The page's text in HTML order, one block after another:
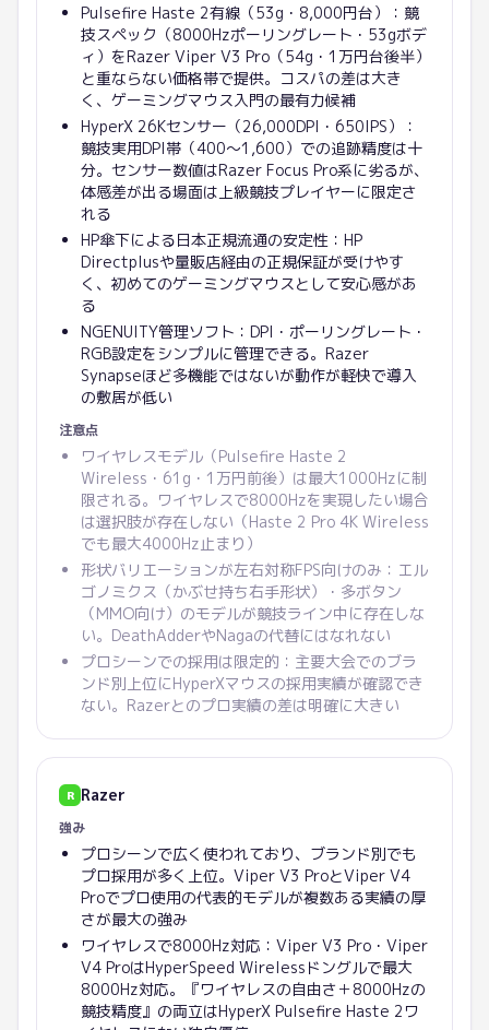
Pulsefire Haste 2有線（53g・8,000円台）：競
技スペック（8000Hzポーリングレート・53gボデ
ィ）をRazer Viper V3 Pro（54g・1万円台後半）
と重ならない価格帯で提供。コスパの差は大き
く、ゲーミングマウス入門の最有力候補
HyperX 26Kセンサー（26,000DPI・650IPS）：
競技実用DPI帯（400〜1,600）での追跡精度は十
分。センサー数値はRazer Focus Pro系に劣るが、
体感差が出る場面は上級競技プレイヤーに限定さ
れる
HP傘下による日本正規流通の安定性：HP
Directplusや量販店経由の正規保証が受けやす
く、初めてのゲーミングマウスとして安心感があ
る
NGENUITY管理ソフト：DPI・ポーリングレート・
RGB設定をシンプルに管理できる。Razer
Synapseほど多機能ではないが動作が軽快で導入
の敷居が低い
注意点
ワイヤレスモデル（Pulsefire Haste 2
Wireless・61g・1万円前後）は最大1000Hzに制
限される。ワイヤレスで8000Hzを実現したい場合
は選択肢が存在しない（Haste 2 Pro 4K Wireless
でも最大4000Hz止まり）
形状バリエーションが左右対称FPS向けのみ：エル
ゴノミクス（かぶせ持ち右手形状）・多ボタン
（MMO向け）のモデルが競技ライン中に存在しな
い。DeathAdderやNagaの代替にはなれない
プロシーンでの採用は限定的：主要大会でのブラ
ンド別上位にHyperXマウスの採用実績が確認でき
ない。Razerとのプロ実績の差は明確に大きい
R Razer
強み
プロシーンで広く使われており、ブランド別でも
プロ採用が多く上位。Viper V3 ProとViper V4
Proでプロ使用の代表的モデルが複数ある実績の厚
さが最大の強み
ワイヤレスで8000Hz対応：Viper V3 Pro・Viper
V4 ProはHyperSpeed Wirelessドングルで最大
8000Hz対応。『ワイヤレスの自由さ＋8000Hzの
競技精度』の両立はHyperX Pulsefire Haste 2ワ